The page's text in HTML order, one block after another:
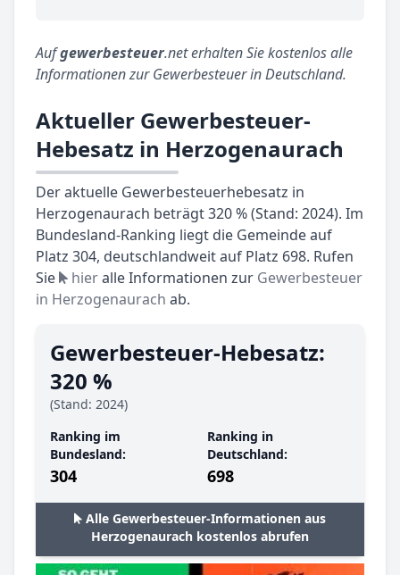
Aufgewerbesteuer.net erhalten Sie kostenlos alle
Informationen zur Gewerbesteuer in Deutschland.
Aktueller Gewerbesteuer-
Hebesatz in Herzogenaurach
Der aktuelle Gewerbesteuerhebesatz in
Herzogenaurach beträgt 320 % (Stand: 2024). Im
Bundesland-Ranking liegt die Gemeinde auf
Platz 304, deutschlandweit auf Platz 698. Rufen
Sie
hieralle Informationen zur Gewerbesteuer
in Herzogenaurach ab.
Gewerbesteuer-Hebesatz:
320 %
(Stand: 2024)
Ranking im
Bundesland:
304
Ranking in
Deutschland:
698
Alle Gewerbesteuer-Informationen aus
Herzogenaurach kostenlos abrufen